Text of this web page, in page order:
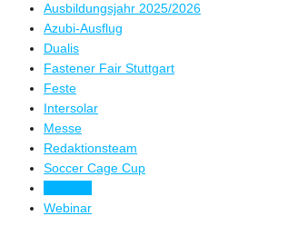
Ausbildungsjahr 2025/2026
Azubi-Ausflug
Dualis
Fastener Fair Stuttgart
Feste
Intersolar
Messe
Redaktionsteam
Soccer Cage Cup
Webinar